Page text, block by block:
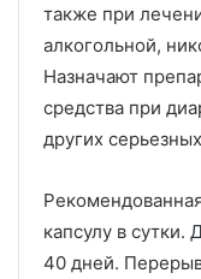
также при
алкогольной,
Назначают
средства при
других
капсулу в сутки.
40 дней.